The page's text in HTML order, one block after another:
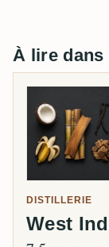
À lire dans
DISTILLERIE
West